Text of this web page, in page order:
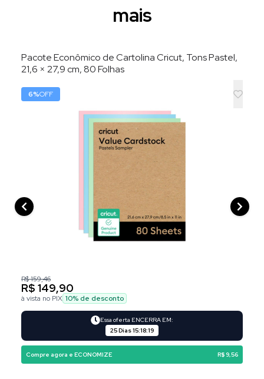
mais
Pacote Econômico de Cartolina Cricut, Tons Pastel,
21,6 × 27,9 cm, 80 Folhas
6%OFF
R$ 159,46
R$ 149,90
à vista no PIX 10% de desconto
Essa oferta ENCERRA EM:
25 Dias15:18:18
Compre agora e ECONOMIZE R$ 9,56